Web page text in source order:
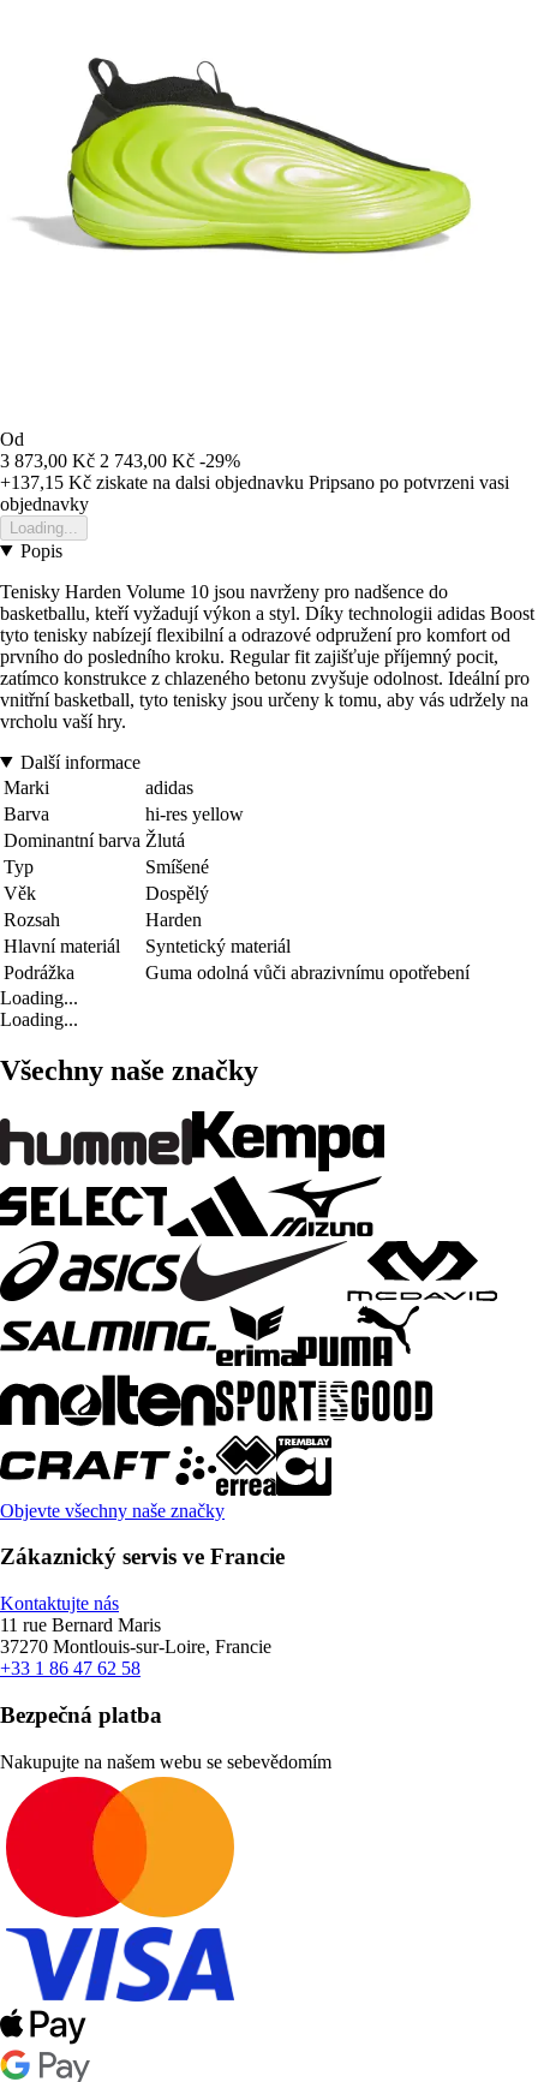
Od
3 873,00 Kč 2 743,00 Kč -29%
+137,15 Kč ziskate na dalsi objednavku Pripsano po potvrzeni vasi
objednavky
Loading...
Popis
Tenisky Harden Volume 10 jsou navrženy pro nadšence do
basketballu, kteří vyžadují výkon a styl. Díky technologii adidas Boost
tyto tenisky nabízejí flexibilní a odrazové odpružení pro komfort od
prvního do posledního kroku. Regular fit zajišťuje příjemný pocit,
zatímco konstrukce z chlazeného betonu zvyšuje odolnost. Ideální pro
vnitřní basketball, tyto tenisky jsou určeny k tomu, aby vás udržely na
vrcholu vaší hry.
Další informace
Marki
adidas
Barva
hi-res yellow
Dominantní barva Žlutá
Typ
Smíšené
Věk
Dospělý
Rozsah
Harden
Hlavní materiál
Syntetický materiál
Podrážka
Guma odolná vůči abrazivnímu opotřebení
Loading...
Loading...
Všechny naše značky
Objevte všechny naše značky
Zákaznický servis ve Francie
Kontaktujte nás
11 rue Bernard Maris
37270 Montlouis-sur-Loire, Francie
+33 1 86 47 62 58
Bezpečná platba
Nakupujte na našem webu se sebevědomím